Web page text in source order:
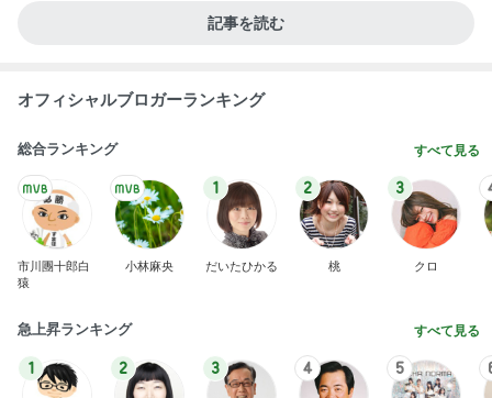
記事を読む
オフィシャルブロガーランキング
総合ランキング すべて見る
市川團十郎白
猿
小林麻央
1
だいたひかる
2
桃
3
クロ
急上昇ランキング すべて見る
1 2 3 4 5